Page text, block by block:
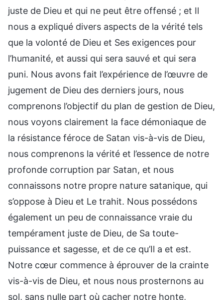
juste de Dieu et qui ne peut être offensé ; et Il
nous a expliqué divers aspects de la vérité tels
que la volonté de Dieu et Ses exigences pour
l’humanité, et aussi qui sera sauvé et qui sera
puni. Nous avons fait l’expérience de l’œuvre de
jugement de Dieu des derniers jours, nous
comprenons l’objectif du plan de gestion de Dieu,
nous voyons clairement la face démoniaque de
la résistance féroce de Satan vis-à-vis de Dieu,
nous comprenons la vérité et l’essence de notre
profonde corruption par Satan, et nous
connaissons notre propre nature satanique, qui
s’oppose à Dieu et Le trahit. Nous possédons
également un peu de connaissance vraie du
tempérament juste de Dieu, de Sa toute-
puissance et sagesse, et de ce qu’Il a et est.
Notre cœur commence à éprouver de la crainte
vis-à-vis de Dieu, et nous nous prosternons au
sol, sans nulle part où cacher notre honte,